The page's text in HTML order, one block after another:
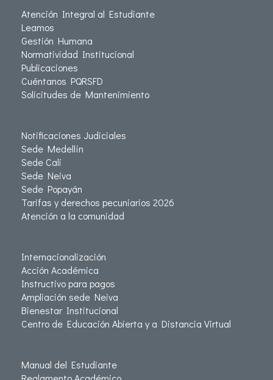
Atención Integral al Estudiante
Leamos
Gestión Humana
Normatividad Institucional
Publicaciones
Cuéntanos PQRSFD
Solicitudes de Mantenimiento
Notificaciones Judiciales
Sede Medellín
Sede Cali
Sede Neiva
Sede Popayán
Tarifas y derechos pecuniarios 2026
Atención a la comunidad
Internacionalización
Acción Académica
Instructivo para pagos
Ampliación sede Neiva
Bienestar Institucional
Centro de Educación Abierta y a Distancia Virtual
Manual del Estudiante